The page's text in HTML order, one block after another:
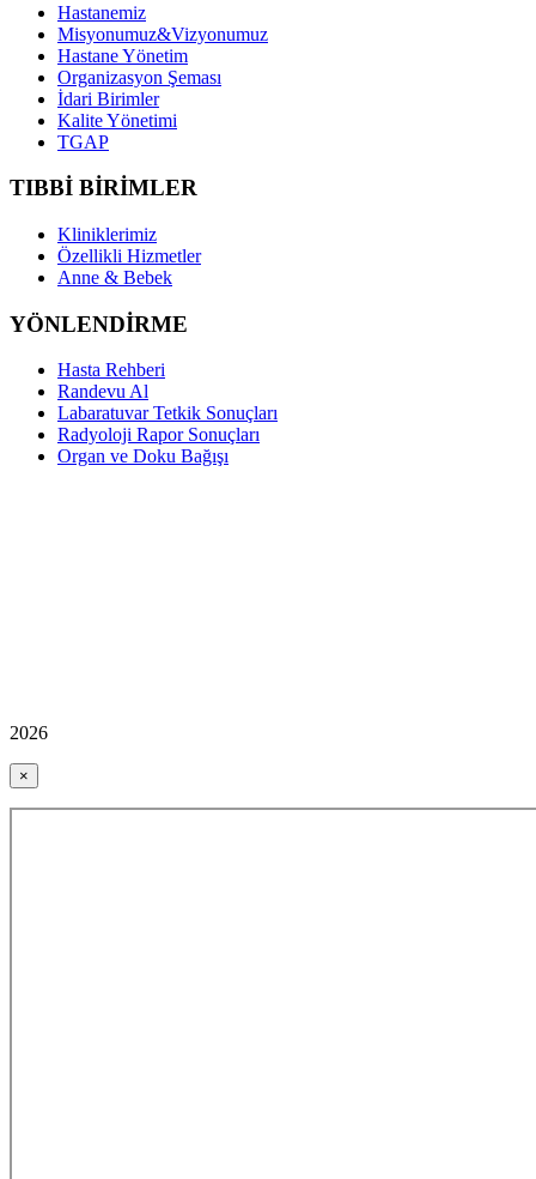
Hastanemiz
Misyonumuz&Vizyonumuz
Hastane Yönetim
Organizasyon Şeması
İdari Birimler
Kalite Yönetimi
TGAP
TIBBİ BİRİMLER
Kliniklerimiz
Özellikli Hizmetler
Anne & Bebek
YÖNLENDİRME
Hasta Rehberi
Randevu Al
Labaratuvar Tetkik Sonuçları
Radyoloji Rapor Sonuçları
Organ ve Doku Bağışı
2026
×